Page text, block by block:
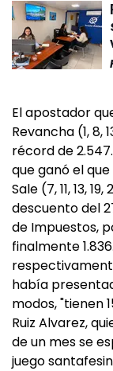
El apostador
Revancha (1, 8,
récord de
que ganó el
Sale (7, 11, 13,
descuento del
de Impuestos,
finalmente
había
modos, "tienen
Ruiz Alvarez,
de un mes se
juego